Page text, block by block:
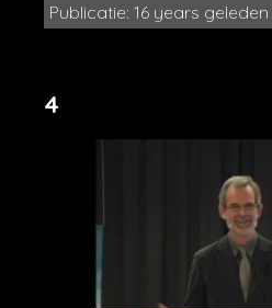
Publicatie: 16 years geleden
4